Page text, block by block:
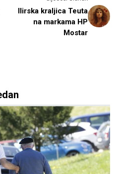
Ilirska kraljica Teuta
na markama HP
Mostar